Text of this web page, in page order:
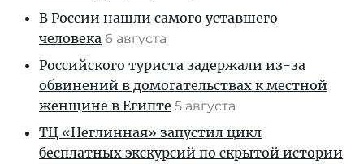
В России нашли самого уставшего
человека 6 августа
Российского туриста задержали из-за
обвинений в домогательствах к местной
женщине в Египте 5 августа
ТЦ «Неглинная» запустил цикл
бесплатных экскурсий по скрытой истории